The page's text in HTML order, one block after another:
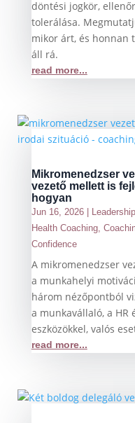
döntési jogkör,
tolerálása.
mikor árt, és honnan
áll rá.
read more...
Mikromenedzser
vezető mellett is
hogyan
Jun 16, 2026| Leadership
Health Coaching,
Confidence
A mikromenedzser
a munkahelyi
három nézőpontból
a munkavállaló, a HR
eszközökkel, valós
read more...